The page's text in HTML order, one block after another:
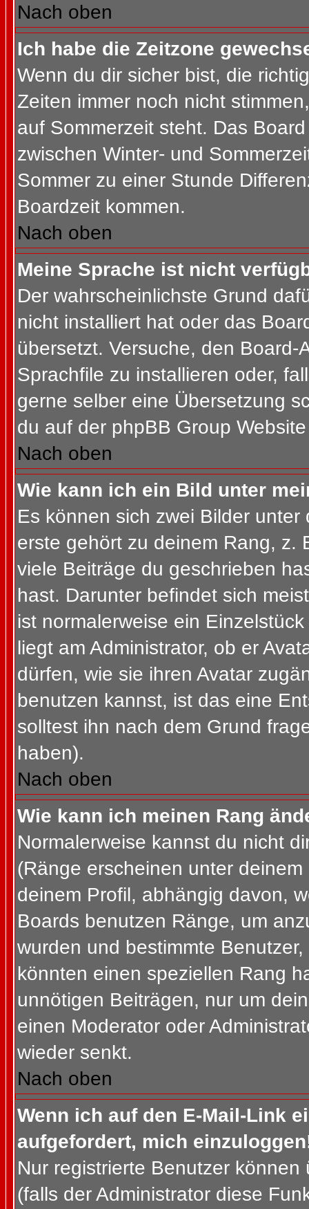
Nach oben
Ich habe die Zeitzone
Wenn du dir sicher bist, die
Zeiten immer noch nicht
auf Sommerzeit steht. Das
zwischen Winter- und
Sommer zu einer Stunde
Boardzeit kommen.
Nach oben
Meine Sprache ist nicht
Der wahrscheinlichste Grund
nicht installiert hat oder das
übersetzt. Versuche, den
Sprachfile zu installieren oder,
gerne selber eine Übersetzung
du auf der phpBB Group
Nach oben
Wie kann ich ein Bild unter
Es können sich zwei Bilder
erste gehört zu deinem Rang, z.
viele Beiträge du geschrieben
hast. Darunter befindet sich
ist normalerweise ein
liegt am Administrator, ob er
dürfen, wie sie ihren Avatar
benutzen kannst, ist das eine
solltest ihn nach dem Grund
haben).
Nach oben
Wie kann ich meinen Rang
Normalerweise kannst du nicht
(Ränge erscheinen unter
deinem Profil, abhängig davon,
Boards benutzen Ränge, um
wurden und bestimmte
könnten einen speziellen Rang
unnötigen Beiträgen, nur um
einen Moderator oder
wieder senkt.
Nach oben
Wenn ich auf den E-Mail-Link
aufgefordert, mich
Nur registrierte Benutzer
(falls der Administrator diese